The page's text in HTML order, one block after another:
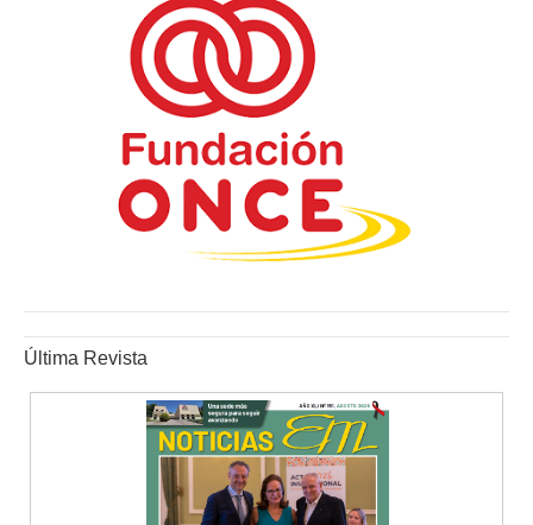
Última Revista